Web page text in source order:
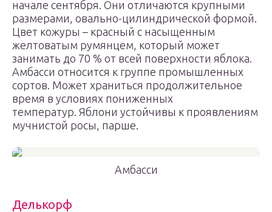
начале сентября. Они отличаются крупными
размерами, овально-цилиндрической формой.
Цвет кожуры – красный с насыщенным
желтоватым румянцем, который может
занимать до 70 % от всей поверхности яблока.
Амбасси относится к группе промышленных
сортов. Может храниться продолжительное
время в условиях пониженных
температур. Яблони устойчивы к проявлениям
мучнистой росы, парше.
Амбасси
Делькорф